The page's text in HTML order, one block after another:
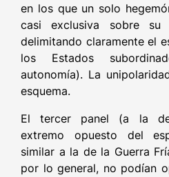
en los que un solo
casi exclusiva sobre su
delimitando claramente el
los Estados
autonomía). La
esquema.
El tercer panel (a la
extremo opuesto del
similar a la de la Guerra
por lo general, no podían